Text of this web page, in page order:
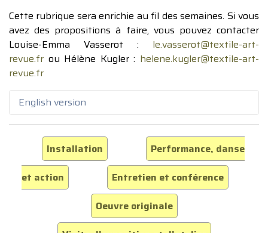
Cette rubrique sera enrichie au fil des semaines. Si vous
avez des propositions à faire, vous pouvez contacter
Louise-Emma Vasserot : le.vasserot@textile-art-
revue.fr ou Hélène Kugler : helene.kugler@textile-art-
revue.fr
English version
Installation
Performance, danse
et action
Entretien et conférence
Oeuvre originale